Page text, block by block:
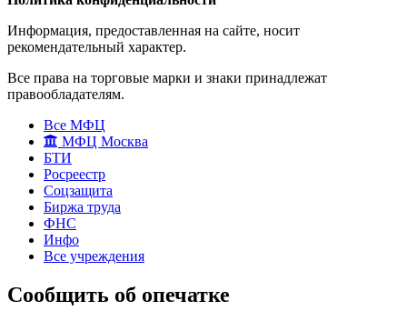
Информация, предоставленная на сайте, носит
рекомендательный характер.
Все права на торговые марки и знаки принадлежат
правообладателям.
Все МФЦ
МФЦ Москва
БТИ
Росреестр
Соцзащита
Биржа труда
ФНС
Инфо
Все учреждения
Сообщить об опечатке